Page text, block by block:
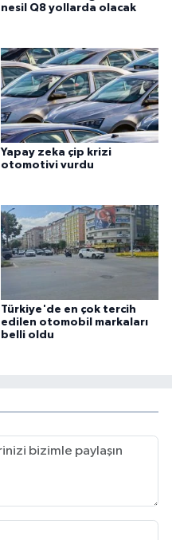
nesil Q8 yollarda olacak
Yapay zeka çip krizi
otomotivi vurdu
Türkiye'de en çok tercih
edilen otomobil markaları
belli oldu